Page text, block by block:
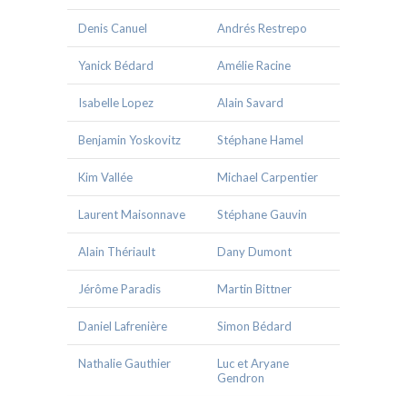
Denis Canuel Andrés Restrepo
Yanick Bédard Amélie Racine
Isabelle Lopez Alain Savard
Benjamin Yoskovitz Stéphane Hamel
Kim Vallée Michael Carpentier
Laurent Maisonnave Stéphane Gauvin
Alain Thériault Dany Dumont
Jérôme Paradis Martin Bittner
Daniel Lafrenière Simon Bédard
Nathalie Gauthier
Luc et Aryane
Gendron